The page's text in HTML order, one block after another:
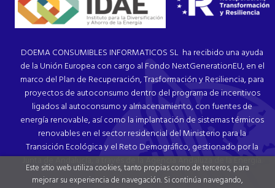
DOEMA CONSUMIBLES INFORMATICOS SL ha recibido una ayuda
de la Unión Europea con cargo al Fondo NextGenerationEU, en el
marco del Plan de Recuperación, Trasformación y Resiliencia, para
proyectos de autoconsumo dentro del programa de incentivos
ligados al autoconsumo y almacenamiento, con fuentes de
energía renovable, así como la implantación de sistemas térmicos
renovables en el sector residencial del Ministerio para la
Transición Ecológica y el Reto Demográfico, gestionado por la
Junta de Andalucía, a través de la Agencia Andaluza de la Energía.
Este sitio web utiliza cookies, tanto propias como de terceros, para
mejorar su experiencia de navegación. Si continúa navegando,